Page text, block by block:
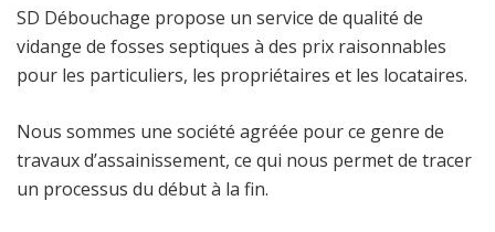
SD Débouchage propose un service de qualité de
vidange de fosses septiques à des prix raisonnables
pour les particuliers, les propriétaires et les locataires.
Nous sommes une société agréée pour ce genre de
travaux d’assainissement, ce qui nous permet de tracer
un processus du début à la fin.